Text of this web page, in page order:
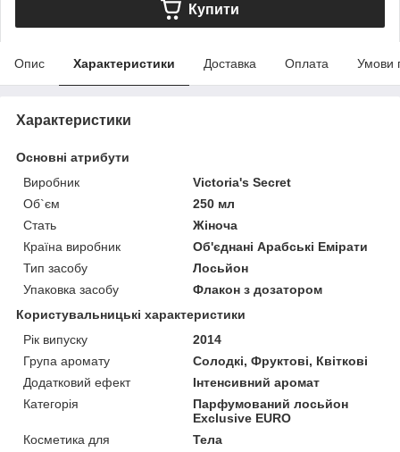
Купити
Опис Характеристики Доставка Оплата Умови
Характеристики
Основні атрибути
Виробник
Victoria's Secret
Об`єм
250 мл
Стать
Жіноча
Країна виробник
Об'єднані Арабські Емірати
Тип засобу
Лосьйон
Упаковка засобу
Флакон з дозатором
Користувальницькі характеристики
Рік випуску
2014
Група аромату
Солодкі, Фруктові, Квіткові
Додатковий ефект
Інтенсивний аромат
Категорія
Парфумований лосьйон
Exclusive EURO
Косметика для
Тела